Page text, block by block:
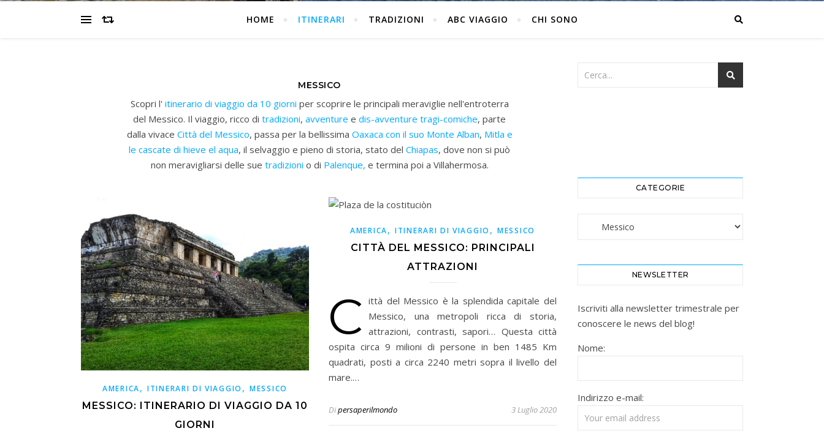
HOME ITINERARI TRADIZIONI ABC VIAGGIO CHI SONO
MESSICO
Scopri l'itinerario di viaggio da 10 giorni per scoprire le principali meraviglie nell'entroterra
del Messico. Il viaggio, ricco di tradizioni, avventure e dis-avventure tragi-comiche, parte
dalla vivace Città del Messico, passa per la bellissima Oaxaca con il suo Monte Alban, Mitla e
le cascate di hieve el aqua, il selvaggio e pieno di storia, stato del Chiapas, dove non si può
non meravigliarsi delle sue tradizioni o di Palenque, e termina poi a Villahermosa.
AMERICA, ITINERARI DI VIAGGIO , MESSICO
MESSICO: ITINERARIO DI VIAGGIO DA 10
GIORNI
AMERICA, ITINERARI DI VIAGGIO , MESSICO
CITTÀ DEL MESSICO: PRINCIPALI
ATTRAZIONI
C ittà del Messico è la splendida capitale del
Messico, una metropoli ricca di storia,
attrazioni, contrasti, sapori… Questa città
ospita circa 9 milioni di persone in ben 1485 Km
quadrati, posti a circa 2240 metri sopra il livello del
mare.…
Dipersaperilmondo 3 Luglio 2020
CATEGORIE
NEWSLETTER
Iscriviti alla newsletter trimestrale per
conoscere le news del blog!
Nome:
Indirizzo e-mail: